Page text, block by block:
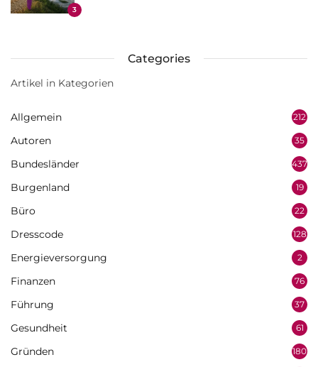
3
Categories
Artikel in Kategorien
Allgemein 212
Autoren 35
Bundesländer 437
Burgenland 19
Büro 22
Dresscode 128
Energieversorgung 2
Finanzen 76
Führung 37
Gesundheit 61
Gründen 180